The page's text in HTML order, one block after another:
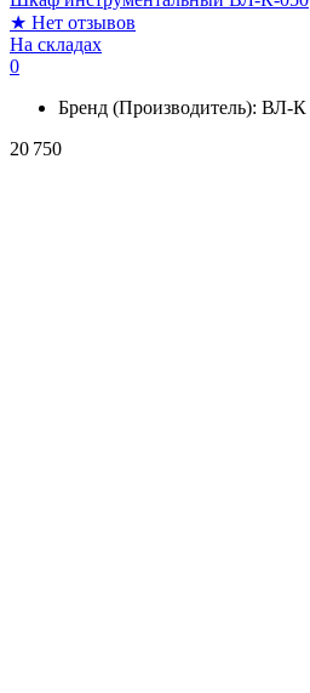
★ Нет отзывов
На складах
0
Бренд (Производитель): ВЛ-К
20 750